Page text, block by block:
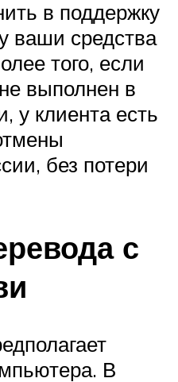
в поддержку
ваши средства
того, если
выполнен в
у клиента есть
без потери
с
В